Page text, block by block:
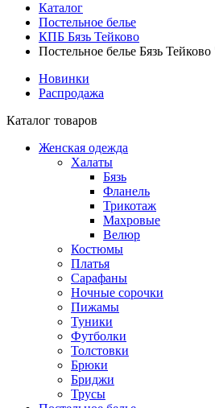
Каталог
Постельное белье
КПБ Бязь Тейково
Постельное белье Бязь
Новинки
Распродажа
Каталог товаров
Женская одежда
Халаты
Бязь
Фланель
Трикотаж
Махровые
Велюр
Костюмы
Платья
Сарафаны
Ночные сорочки
Пижамы
Туники
Футболки
Толстовки
Брюки
Бриджи
Трусы